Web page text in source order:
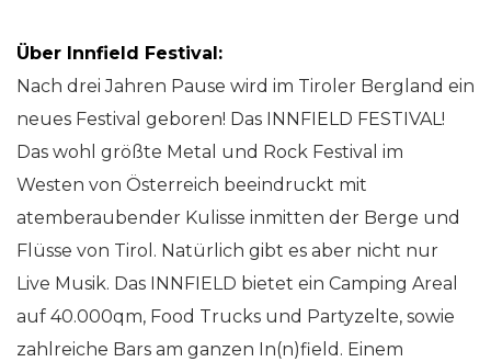
Über Innfield Festival:
Nach drei Jahren Pause wird im Tiroler Bergland ein
neues Festival geboren! Das INNFIELD FESTIVAL!
Das wohl größte Metal und Rock Festival im
Westen von Österreich beeindruckt mit
atemberaubender Kulisse inmitten der Berge und
Flüsse von Tirol. Natürlich gibt es aber nicht nur
Live Musik. Das INNFIELD bietet ein Camping Areal
auf 40.000qm, Food Trucks und Partyzelte, sowie
zahlreiche Bars am ganzen In(n)field. Einem